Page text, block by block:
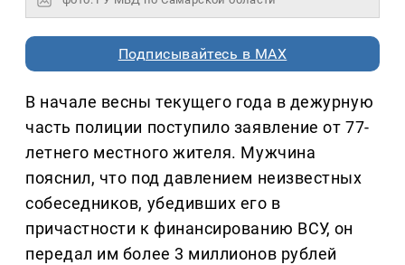
Подписывайтесь в MAX
В начале весны текущего года в дежурную
часть полиции поступило заявление от 77-
летнего местного жителя. Мужчина
пояснил, что под давлением неизвестных
собеседников, убедивших его в
причастности к финансированию ВСУ, он
передал им более 3 миллионов рублей